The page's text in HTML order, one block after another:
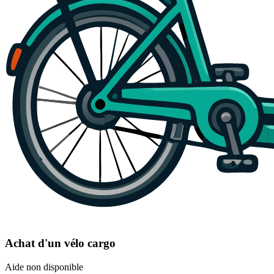
Achat d'un vélo cargo
Aide non disponible